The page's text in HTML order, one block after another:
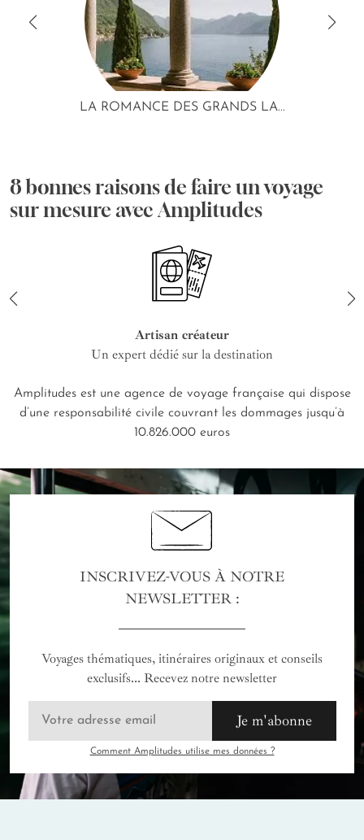
LA ROMANCE DES GRANDS LA...
8 bonnes raisons de faire un voyage
sur mesure avec Amplitudes
Artisan créateur
Un expert dédié sur la destination
Amplitudes est une agence de voyage française qui dispose
d’une responsabilité civile couvrant les dommages jusqu’à
10.826.000 euros
INSCRIVEZ-VOUS À NOTRE
NEWSLETTER :
Voyages thématiques, itinéraires originaux et conseils
exclusifs... Recevez notre newsletter
Je m'abonne
Comment Amplitudes utilise mes données ?